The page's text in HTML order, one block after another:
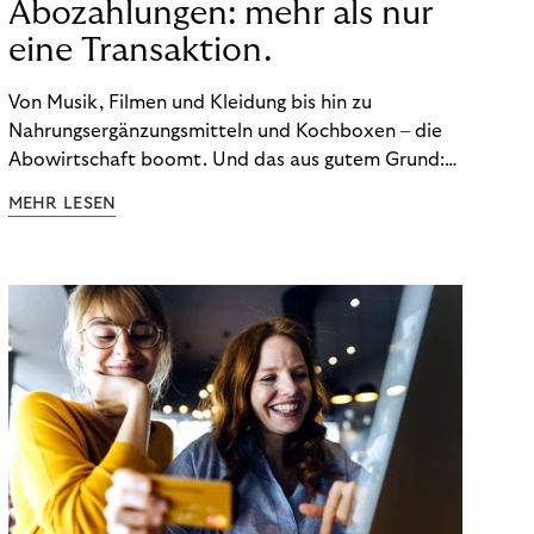
Abozahlungen: mehr als nur
eine Transaktion.
Von Musik, Filmen und Kleidung bis hin zu
Nahrungsergänzungsmitteln und Kochboxen – die
Abowirtschaft boomt. Und das aus gutem Grund:
wünschen. Sie ermöglichen es uns, Produkte und
das Potenzial von Abonnements schon für sich
entdeckt. Und das neue Geschäftsmodell rentiert
sich. Doch was genau können Sie tun, um
Abozahlungen für Ihren Erfolg zu nutzen?
MEHR LESEN